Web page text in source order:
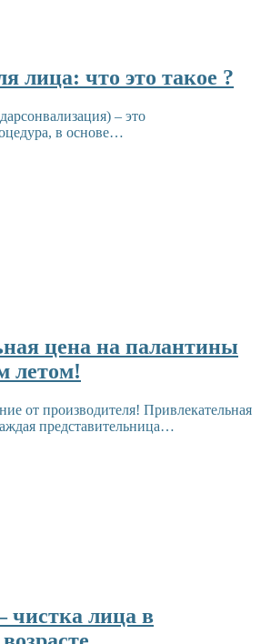
лица: что это такое ?
– это
в основе…
цена на палантины
летом!
от производителя! Привлекательная
представительница…
лица в